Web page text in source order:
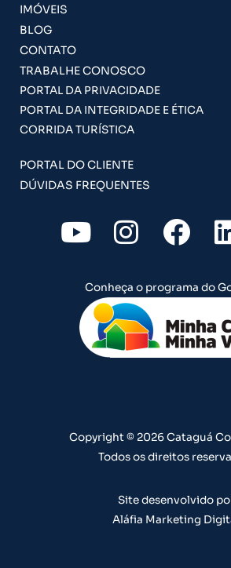
IMÓVEIS
BLOG
CONTATO
TRABALHE CONOSCO
PORTAL DA PRIVACIDADE
PORTAL DA INTEGRIDADE E ÉTICA
CORRIDA TURÍSTICA
PORTAL DO CLIENTE
DÚVIDAS FREQUENTES
Y
o
u
t
u
b
I
n
s
t
a
g
m
F
a
c
e
b
o
Conheça o programa do
Copyright © 2026 Cataguá
Todos os direitos
Site desenvolvido
Aláfia Marketing